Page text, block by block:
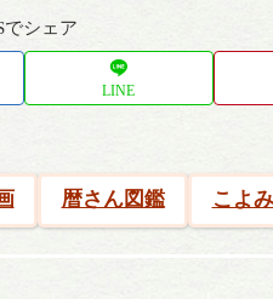
でシェア
LINE
暦さん図鑑 こよ